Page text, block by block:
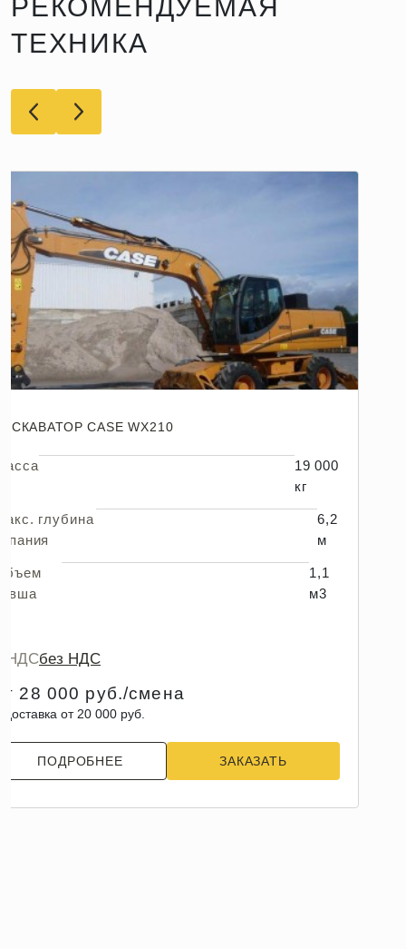
РЕКОМЕНДУЕМАЯ
ТЕХНИКА
CASE WX210
19 000
кг
глубина
6,2
м
1,1
м3
НДСбез НДС
28 000 руб./смена
доставка от 20 000 руб.
ПОДРОБНЕЕ ЗАКАЗАТЬ